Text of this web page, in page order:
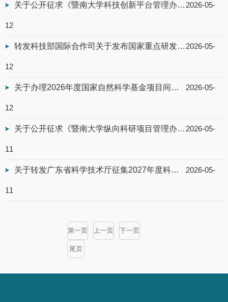
关于公开征求《暨南大学科技创新平台管理办法（征求意见稿）》意见的通知 2026-05-
12
转发科技部国际合作司关于发布国家重点研发计划“政府间国际科技创新合作”重点专... 2026-05-
12
关于办理2026年度国家自然科学基金项目间接经费入账的通知 2026-05-
12
关于公开征求《暨南大学纵向科研项目管理办法（公开征求意见稿）》意见的通知 2026-05-
11
关于转发广东省科学技术厅征集2027年度科技基础条件建设项目指南建议的通知 2026-05-
11
第一页 上一页 下一页
尾页